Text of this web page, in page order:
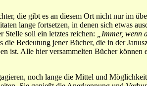
die gibt es an diesem Ort nicht nur im
lange fortsetzen, in denen sich etwas
Stelle soll ein letztes reichen:
„Immer,
die Bedeutung jener Bücher, die in der
ist. Alle hier versammelten Bücher
noch lange die Mittel und